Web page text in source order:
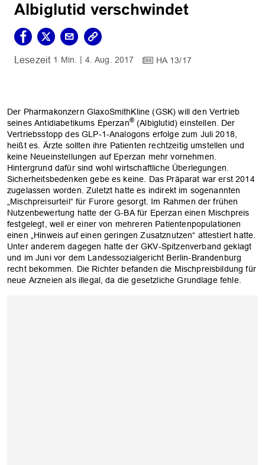
Albiglutid verschwindet
1 Min. 4. Aug. 2017 HA 13/17
Der Pharmakonzern GlaxoSmithKline (GSK) will den Vertrieb
seines Antidiabetikums Eperzan®(Albiglutid) einstellen. Der
Vertriebsstopp des GLP-1-Analogons erfolge zum Juli 2018,
heißt es. Ärzte sollten ihre Patienten rechtzeitig umstellen und
keine Neueinstellungen auf Eperzan mehr vornehmen.
Hintergrund dafür sind wohl wirtschaftliche Überlegungen.
Sicherheitsbedenken gebe es keine. Das Präparat war erst 2014
zugelassen worden. Zuletzt hatte es indirekt im sogenannten
„Mischpreisurteil“ für Furore gesorgt. Im Rahmen der frühen
Nutzenbewertung hatte der G-BA für Eperzan einen Mischpreis
festgelegt, weil er einer von mehreren Patientenpopulationen
einen „Hinweis auf einen geringen Zusatznutzen“ attestiert hatte.
Unter anderem dagegen hatte der GKV-Spitzenverband geklagt
und im Juni vor dem Landessozialgericht Berlin-Brandenburg
recht bekommen. Die Richter befanden die Mischpreisbildung für
neue Arzneien als illegal, da die gesetzliche Grundlage fehle.